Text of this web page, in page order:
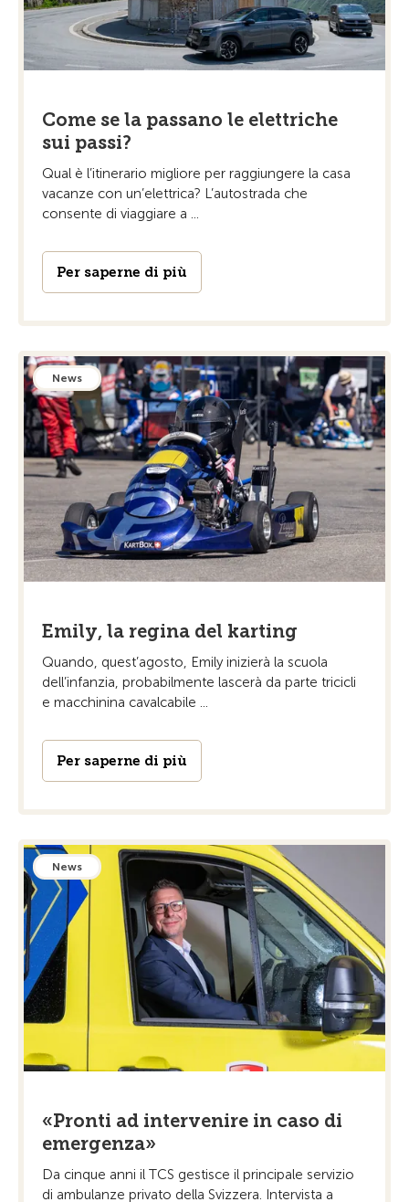
Come se la passano le elettriche
sui passi?
Qual è l’itinerario migliore per raggiungere la casa
vacanze con un’elettrica? L’autostrada che
consente di viaggiare a ...
Per saperne di più
News
Emily, la regina del karting
Quando, quest’agosto, Emily inizierà la scuola
dell’infanzia, probabilmente lascerà da parte tricicli
e macchinina cavalcabile ...
Per saperne di più
News
«Pronti ad intervenire in caso di
emergenza»
Da cinque anni il TCS gestisce il principale servizio
di ambulanze privato della Svizzera. Intervista a